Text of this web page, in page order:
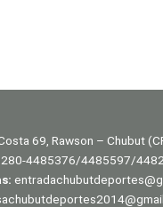
69, Rawson – Chubut
4485376/4485597/